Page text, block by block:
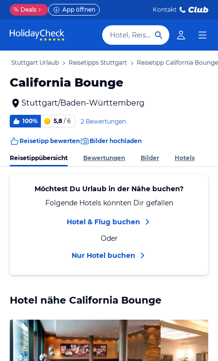
% Deals App öffnen Kontakt
Hotel, Reiseziel
Stuttgart Urlaub Reisetipps Stuttgart Reisetipp California Bounge
California Bounge
Stuttgart/Baden-Württemberg
100% 5,8 / 6 2 Bewertungen
Reisetipp bewerten Bilder hochladen
Reisetippübersicht Bewertungen Bilder Hotels
Möchtest Du Urlaub in der Nähe buchen?
Folgende Hotels könnten Dir gefallen
Hotel & Flug buchen
Oder
Nur Hotel buchen
Hotel nähe California Bounge